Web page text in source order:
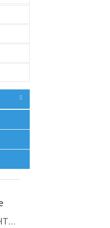
LED LINEARE PENDELLEUCHTE EXECULINE 120CM, 30W, 3750LM, 96°, 4000K, IP20, WEISS [207806]